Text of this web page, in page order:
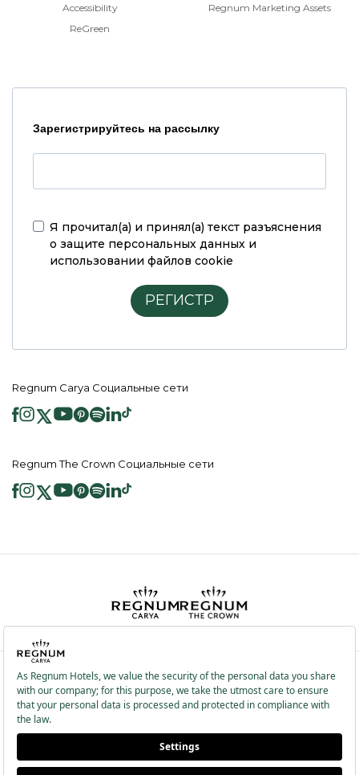
Accessibility
ReGreen
Regnum Marketing Assets
Зарегистрируйтесь на рассылку
Я прочитал(а) и принял(а) текст разъяснения
о защите персональных данных и
использовании файлов cookie
РЕГИСТР
Regnum Carya Социальные сети
Regnum The Crown Социальные сети
2026 ® Regnum Hotels. Все права защищены.
Политика в отношении
файлов cookie
Главная
Информационные